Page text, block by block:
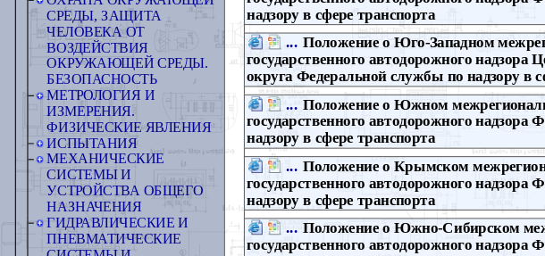
СРЕДЫ, ЗАЩИТА
ЧЕЛОВЕКА ОТ
ВОЗДЕЙСТВИЯ
ОКРУЖАЮЩЕЙ СРЕДЫ.
БЕЗОПАСНОСТЬ
МЕТРОЛОГИЯ И
ИЗМЕРЕНИЯ.
ФИЗИЧЕСКИЕ ЯВЛЕНИЯ
ИСПЫТАНИЯ
МЕХАНИЧЕСКИЕ
СИСТЕМЫ И
УСТРОЙСТВА ОБЩЕГО
НАЗНАЧЕНИЯ
ГИДРАВЛИЧЕСКИЕ И
ПНЕВМАТИЧЕСКИЕ
надзору в сфере транспорта
... Положение о Юго-Западном
государственного автодорожного надзора
округа Федеральной службы по надзору в
... Положение о Южном
государственного автодорожного надзора
надзору в сфере транспорта
... Положение о Крымском
государственного автодорожного надзора
надзору в сфере транспорта
... Положение о Южно-Сибирском
государственного автодорожного надзора